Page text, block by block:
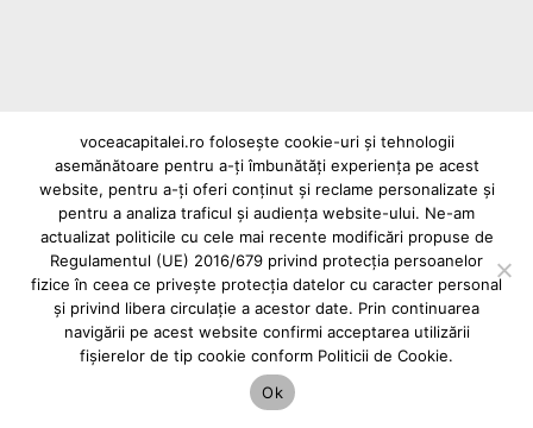
Reclame și advertoriale pe Vocea Capitalei
Powered byINFINITUS ADVERTISING
voceacapitalei.ro folosește cookie-uri și tehnologii
asemănătoare pentru a-ți îmbunătăți experiența pe acest
website, pentru a-ți oferi conținut și reclame personalizate și
pentru a analiza traficul și audiența website-ului. Ne-am
actualizat politicile cu cele mai recente modificări propuse de
Regulamentul (UE) 2016/679 privind protecția persoanelor
fizice în ceea ce privește protecția datelor cu caracter personal
și privind libera circulație a acestor date. Prin continuarea
navigării pe acest website confirmi acceptarea utilizării
fișierelor de tip cookie conform Politicii de Cookie.
Ok